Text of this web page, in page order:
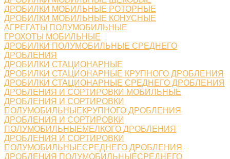
ДРОБИЛКИ МОБИЛЬНЫЕ РОТОРНЫЕ
ДРОБИЛКИ МОБИЛЬНЫЕ КОНУСНЫЕ
АГРЕГАТЫ ПОЛУМОБИЛЬНЫЕ
ГРОХОТЫ МОБИЛЬНЫЕ
ДРОБИЛКИ ПОЛУМОБИЛЬНЫЕ СРЕДНЕГО
ДРОБЛЕНИЯ
ДРОБИЛКИ СТАЦИОНАРНЫЕ
ДРОБИЛКИ СТАЦИОНАРНЫЕ КРУПНОГО ДРОБЛЕНИЯ
ДРОБИЛКИ СТАЦИОНАРНЫЕ СРЕДНЕГО ДРОБЛЕНИЯ
ДРОБЛЕНИЯ И СОРТИРОВКИ МОБИЛЬНЫЕ
ДРОБЛЕНИЯ И СОРТИРОВКИ
ПОЛУМОБИЛЬНЫЕКРУПНОГО ДРОБЛЕНИЯ
ДРОБЛЕНИЯ И СОРТИРОВКИ
ПОЛУМОБИЛЬНЫЕМЕЛКОГО ДРОБЛЕНИЯ
ДРОБЛЕНИЯ И СОРТИРОВКИ
ПОЛУМОБИЛЬНЫЕСРЕДНЕГО ДРОБЛЕНИЯ
ДРОБЛЕНИЯ ПОЛУМОБИЛЬНЫЕСРЕДНЕГО